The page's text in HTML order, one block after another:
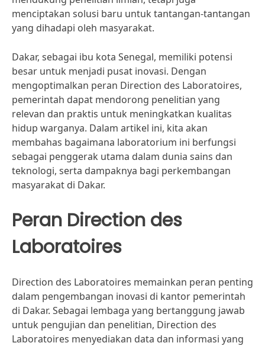
menciptakan solusi baru untuk tantangan-tantangan
yang dihadapi oleh masyarakat.
Dakar, sebagai ibu kota Senegal, memiliki potensi
besar untuk menjadi pusat inovasi. Dengan
mengoptimalkan peran Direction des Laboratoires,
pemerintah dapat mendorong penelitian yang
relevan dan praktis untuk meningkatkan kualitas
hidup warganya. Dalam artikel ini, kita akan
membahas bagaimana laboratorium ini berfungsi
sebagai penggerak utama dalam dunia sains dan
teknologi, serta dampaknya bagi perkembangan
masyarakat di Dakar.
Peran Direction des
Laboratoires
Direction des Laboratoires memainkan peran penting
dalam pengembangan inovasi di kantor pemerintah
di Dakar. Sebagai lembaga yang bertanggung jawab
untuk pengujian dan penelitian, Direction des
Laboratoires menyediakan data dan informasi yang